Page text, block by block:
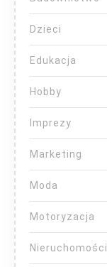
Dzieci
Edukacja
Hobby
Imprezy
Marketing
Moda
Motoryzacja
Nieruchomości